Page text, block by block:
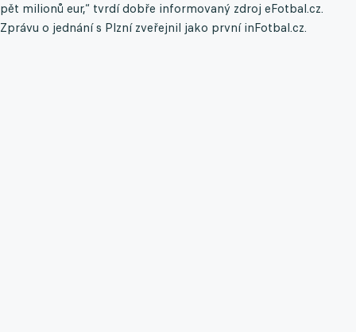
pět milionů eur,“ tvrdí dobře informovaný zdroj eFotbal.cz.
Zprávu o jednání s Plzní zveřejnil jako první inFotbal.cz.